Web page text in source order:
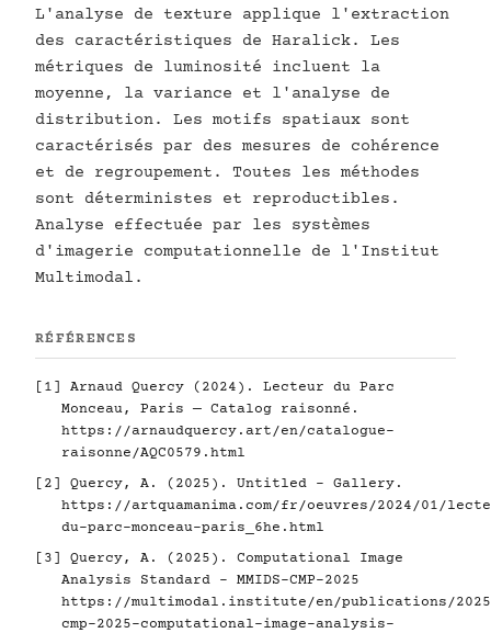
L'analyse de texture applique l'extraction
des caractéristiques de Haralick. Les
métriques de luminosité incluent la
moyenne, la variance et l'analyse de
distribution. Les motifs spatiaux sont
caractérisés par des mesures de cohérence
et de regroupement. Toutes les méthodes
sont déterministes et reproductibles.
Analyse effectuée par les systèmes
d'imagerie computationnelle de l'Institut
Multimodal.
RÉFÉRENCES
[1] Arnaud Quercy (2024). Lecteur du Parc
Monceau, Paris — Catalog raisonné.
https://arnaudquercy.art/en/catalogue-
raisonne/AQC0579.html
[2] Quercy, A. (2025). Untitled - Gallery.
https://artquamanima.com/fr/oeuvres/2024/01/
du-parc-monceau-paris_6he.html
[3] Quercy, A. (2025). Computational Image
Analysis Standard - MMIDS-CMP-2025
https://multimodal.institute/en/publications/2025/
cmp-2025-computational-image-analysis-